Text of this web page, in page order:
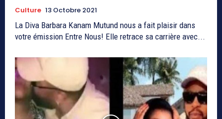
Culture 13 Octobre 2021
La Diva Barbara Kanam Mutund nous a fait plaisir dans
votre émission Entre Nous! Elle retrace sa carrière avec...